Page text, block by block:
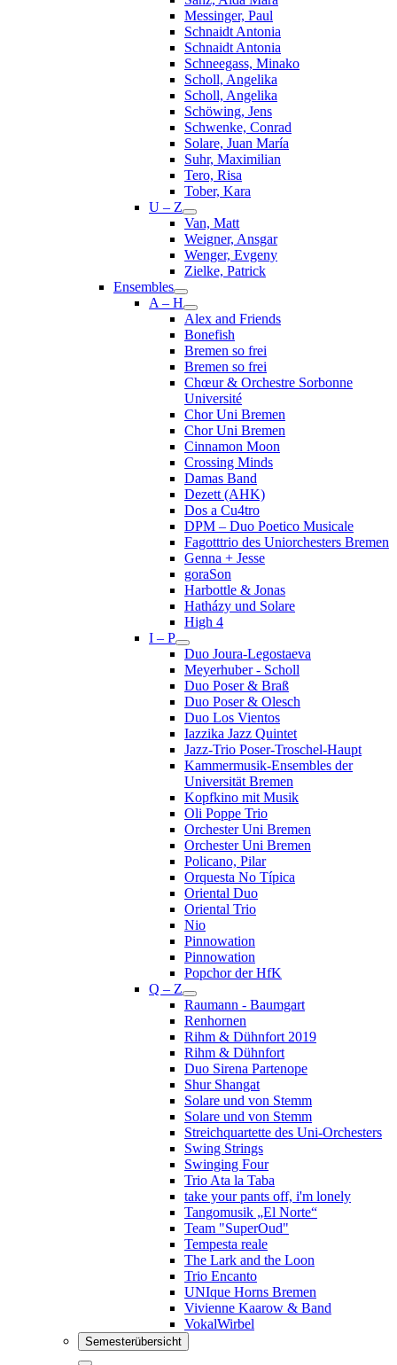
Messinger, Paul
Schnaidt Antonia
Schnaidt Antonia
Schneegass, Minako
Scholl, Angelika
Scholl, Angelika
Schöwing, Jens
Schwenke, Conrad
Solare, Juan María
Suhr, Maximilian
Tero, Risa
Tober, Kara
U – Z
Van, Matt
Weigner, Ansgar
Wenger, Evgeny
Zielke, Patrick
Ensembles
A – H
Alex and Friends
Bonefish
Bremen so frei
Bremen so frei
Chœur & Orchestre Sorbonne
Université
Chor Uni Bremen
Chor Uni Bremen
Cinnamon Moon
Crossing Minds
Damas Band
Dezett (AHK)
Dos a Cu4tro
DPM – Duo Poetico Musicale
Fagotttrio des Uniorchesters Bremen
Genna + Jesse
goraSon
Harbottle & Jonas
Hatházy und Solare
High 4
I – P
Duo Joura-Legostaeva
Meyerhuber - Scholl
Duo Poser & Braß
Duo Poser & Olesch
Duo Los Vientos
Iazzika Jazz Quintet
Jazz-Trio Poser-Troschel-Haupt
Kammermusik-Ensembles der
Universität Bremen
Kopfkino mit Musik
Oli Poppe Trio
Orchester Uni Bremen
Orchester Uni Bremen
Policano, Pilar
Orquesta No Típica
Oriental Duo
Oriental Trio
Nio
Pinnowation
Pinnowation
Popchor der HfK
Q – Z
Raumann - Baumgart
Renhornen
Rihm & Dühnfort 2019
Rihm & Dühnfort
Duo Sirena Partenope
Shur Shangat
Solare und von Stemm
Solare und von Stemm
Streichquartette des Uni-Orchesters
Swing Strings
Swinging Four
Trio Ata la Taba
take your pants off, i'm lonely
Tangomusik „El Norte“
Team "SuperOud"
Tempesta reale
The Lark and the Loon
Trio Encanto
UNIque Horns Bremen
Vivienne Kaarow & Band
VokalWirbel
Semesterübersicht